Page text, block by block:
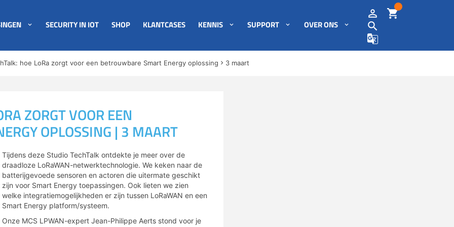
SECURITY IN IOT SHOP KLANTCASES KENNIS SUPPORT OVER ONS
hoe LoRa zorgt voor een betrouwbare Smart Energy oplossing 3 maart
ZORGT VOOR EEN
OPLOSSING | 3 MAART
Tijdens deze Studio TechTalk ontdekte je meer over de
draadloze LoRaWAN-netwerktechnologie. We keken naar de
batterijgevoede sensoren en actoren die uitermate geschikt
zijn voor Smart Energy toepassingen. Ook lieten we zien
welke integratiemogelijkheden er zijn tussen LoRaWAN en een
Smart Energy platform/systeem.
Onze MCS LPWAN-expert Jean-Philippe Aerts stond voor je